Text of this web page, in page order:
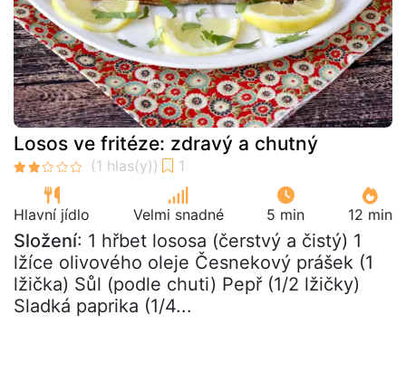
Losos ve fritéze: zdravý a chutný
Hlavní jídlo Velmi snadné 5 min 12 min
Složení: 1 hřbet lososa (čerstvý a čistý) 1
lžíce olivového oleje Česnekový prášek (1
lžička) Sůl (podle chuti) Pepř (1/2 lžičky)
Sladká paprika (1/4...